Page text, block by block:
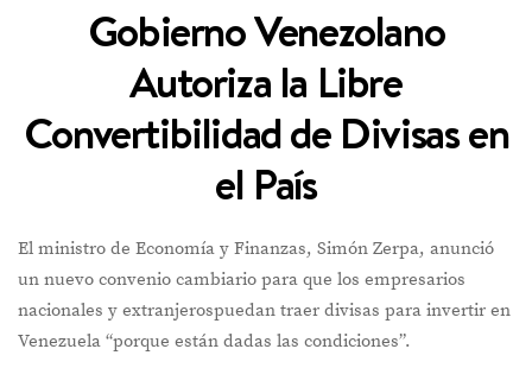
Gobierno Venezolano
Autoriza la Libre
Convertibilidad de Divisas en
el País
El ministro de Economía y Finanzas, Simón Zerpa, anunció
un nuevo convenio cambiario para que los empresarios
nacionales y extranjerospuedan traer divisas para invertir en
Venezuela “porque están dadas las condiciones”.